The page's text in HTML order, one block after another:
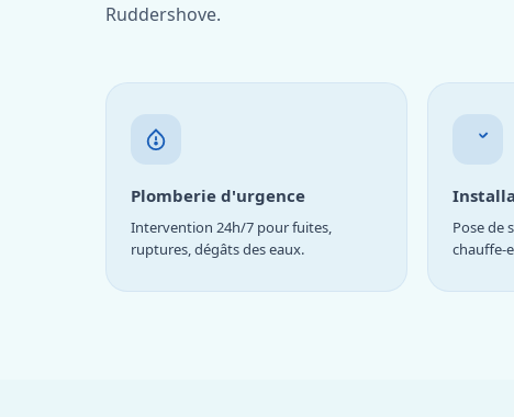
Ruddershove.
Plomberie d'urgence
Intervention 24h/7 pour fuites,
ruptures, dégâts des eaux.
Pose de
chauffe-